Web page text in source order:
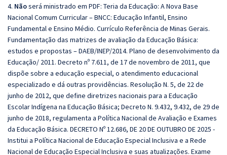
4. Nãoserá ministrado em PDF: Teria da Educação: A Nova Base
Nacional Comum Curricular – BNCC: Educação Infantil, Ensino
Fundamental e Ensino Médio. Currículo Referência de Minas Gerais.
Fundamentação das matrizes de avaliação da Educação Básica:
estudos e propostas – DAEB/INEP/2014. Plano de desenvolvimento da
Educação/ 2011. Decreto nº 7.611, de 17 de novembro de 2011, que
dispõe sobre a educação especial, o atendimento educacional
especializado e dá outras providências. Resolução N. 5, de 22 de
junho de 2012, que define diretrizes nacionais para a Educação
Escolar Indígena na Educação Básica; Decreto N. 9.432, 9.432, de 29 de
junho de 2018, regulamenta a Política Nacional de Avaliação e Exames
da Educação Básica. DECRETO Nº 12.686, DE 20 DE OUTUBRO DE 2025 -
Institui a Política Nacional de Educação Especial Inclusiva e a Rede
Nacional de Educação Especial Inclusiva e suas atualizações. Exame